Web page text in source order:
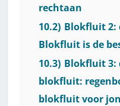
rechtaan
10.2) Blokfluit 2:
Blokfluit is de
10.3) Blokfluit 3:
blokfluit:
blokfluit voor